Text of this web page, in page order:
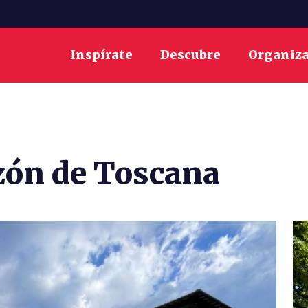
Inspírate Descubre Organiza
de Toscana